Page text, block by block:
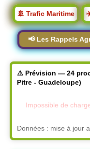
🚢 Trafic Maritime
📢 Les Rappels
⚠️ Prévision — 24
Pitre - Guadeloupe)
Impossible de
Données : mise à jour